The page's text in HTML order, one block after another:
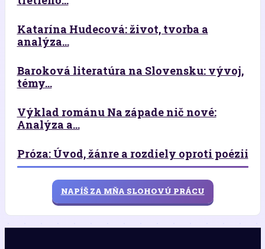
Katarína Hudecová: život, tvorba a
analýza...
Baroková literatúra na Slovensku: vývoj,
témy...
Výklad románu Na západe nič nové:
Analýza a...
Próza: Úvod, žánre a rozdiely oproti poézii
NAPÍŠ ZA MŇA SLOHOVÚ PRÁCU